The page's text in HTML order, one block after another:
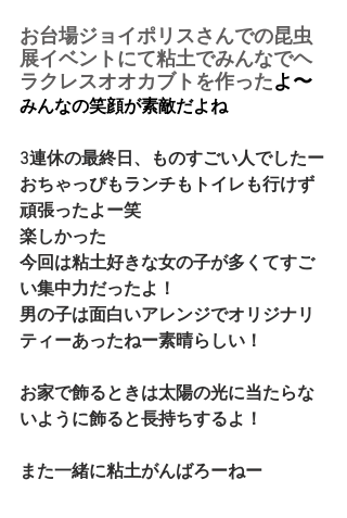
お台場ジョイポリスさんでの昆虫
展イベントにて粘土でみんなでヘ
ラクレスオオカブトを作ったよ〜
みんなの笑顔が素敵だよね
3連休の最終日、ものすごい人でしたー
おちゃっぴもランチもトイレも行けず
頑張ったよー笑
楽しかった
今回は粘土好きな女の子が多くてすご
い集中力だったよ！
男の子は面白いアレンジでオリジナリ
ティーあったねー素晴らしい！
お家で飾るときは太陽の光に当たらな
いように飾ると長持ちするよ！
また一緒に粘土がんばろーねー